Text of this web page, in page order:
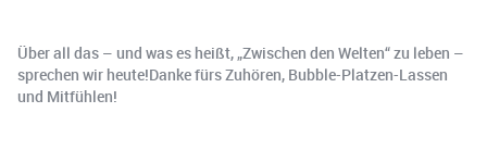
Über all das – und was es heißt, „Zwischen den Welten“ zu leben –
sprechen wir heute!Danke fürs Zuhören, Bubble-Platzen-Lassen
und Mitfühlen!